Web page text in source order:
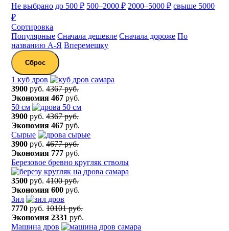
Не выбрано до 500 ₽ 500–2000 ₽ 2000–5000 ₽ свыше 5000
₽
Сортировка
Популярные Сначала дешевле Сначала дороже По
названию А-Я Вперемешку
Сброс
1 куб дров
3900 руб.4367 руб.
Экономия 467 руб.
50 см
3900 руб.4367 руб.
Экономия 467 руб.
Сырые
3900 руб.4677 руб.
Экономия 777 руб.
Березовое бревно кругляк стволы
3500 руб.4100 руб.
Экономия 600 руб.
Зил
7770 руб.10101 руб.
Экономия 2331 руб.
Машина дров